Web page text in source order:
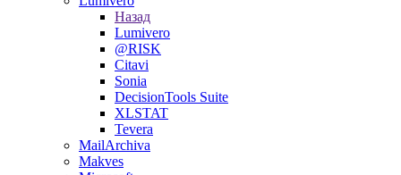
Назад
Lumivero
@RISK
Citavi
Sonia
DecisionTools Suite
XLSTAT
Tevera
MailArchiva
Makves